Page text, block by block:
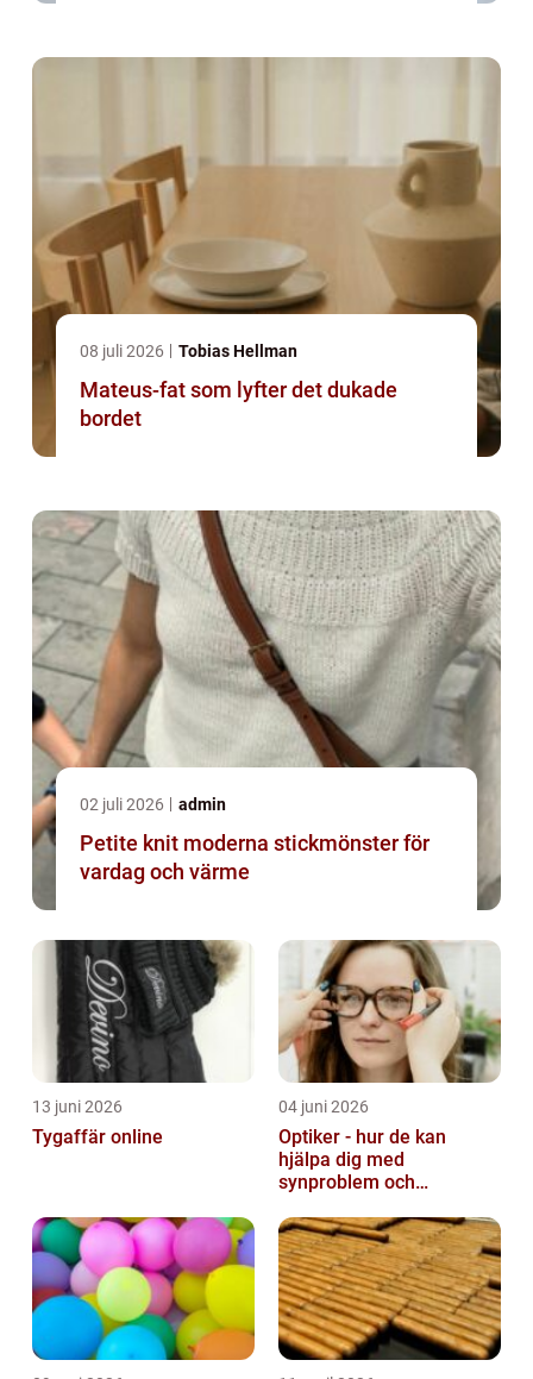
08 juli 2026 Tobias Hellman
Mateus-fat som lyfter det dukade
bordet
02 juli 2026 admin
Petite knit moderna stickmönster för
vardag och värme
13 juni 2026
Tygaffär online
04 juni 2026
Optiker - hur de kan
hjälpa dig med
synproblem och